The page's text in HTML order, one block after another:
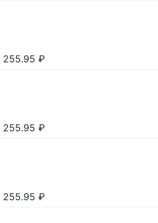
255.95 ₽
255.95 ₽
255.95 ₽